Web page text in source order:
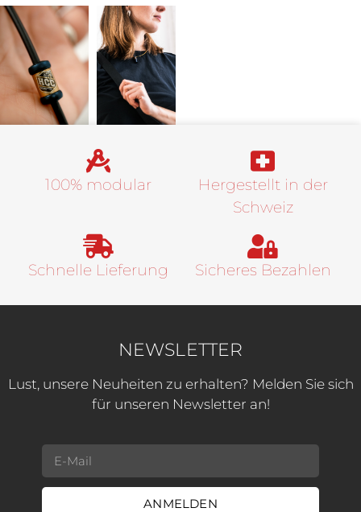
100% modular
Hergestellt in der
Schweiz
Schnelle Lieferung Sicheres Bezahlen
NEWSLETTER
Lust, unsere Neuheiten zu erhalten? Melden Sie sich
für unseren Newsletter an!
ANMELDEN